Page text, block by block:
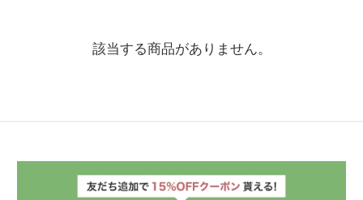
該当する商品がありません。